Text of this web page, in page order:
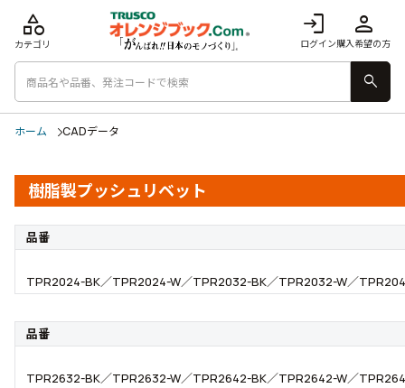
login
ログイン
person
購入希望の方
category
カテゴリ
search
ホーム CADデータ
樹脂製プッシュリベット
品番
TPR2024-BK／TPR2024-W／TPR2032-BK／TPR2032-W／
品番
TPR2632-BK／TPR2632-W／TPR2642-BK／TPR2642-W／